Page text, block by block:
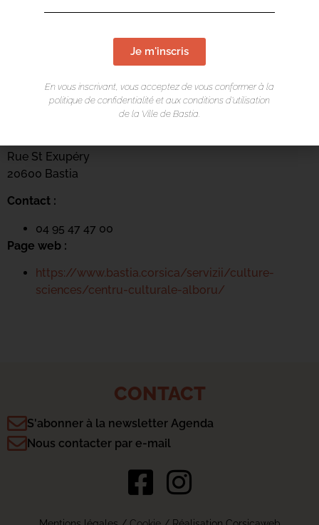
LIEU DE L'ÉVÉNEMENT
Rue St Exupéry
20600 Bastia
Contact :
04 95 47 47 00
Page web :
https://www.bastia.corsica/servizii/culture-
sciences/centru-culturale-alboru/
CONTACT
S'abonner à la newsletter Agenda
Nous contacter par e-mail
Je m'inscris
En vous inscrivant, vous acceptez de vous conformer à la
politique de confidentialité et aux conditions d’utilisation
de la Ville de Bastia.